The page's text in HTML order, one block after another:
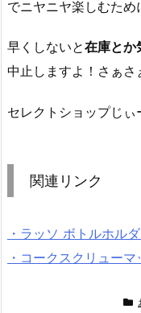
でニヤニヤ楽しむため
早くしないと在庫とか
中止しますよ！さぁさ
セレクトショップじぃ
関連リンク
・ラッソ ボトルホル
・コークスクリュー